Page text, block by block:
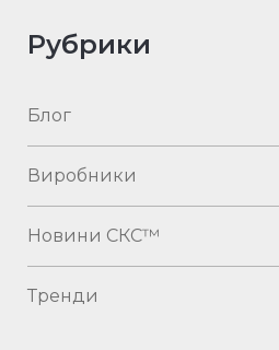
Рубрики
Блог
Виробники
Новини СКС™
Тренди